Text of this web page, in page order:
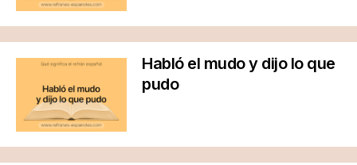
Habló el mudo y dijo lo que
pudo